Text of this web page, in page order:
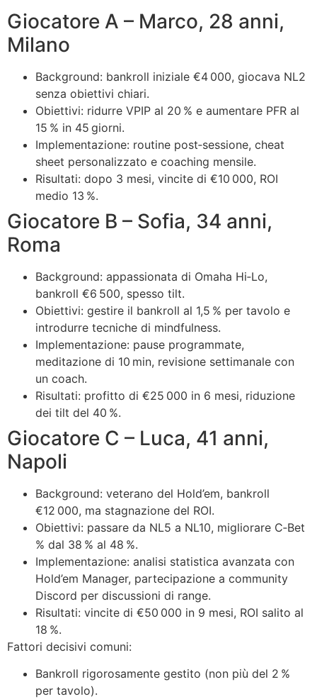
Giocatore A – Marco, 28 anni,
Milano
Background: bankroll iniziale €4 000, giocava NL2
senza obiettivi chiari.
Obiettivi: ridurre VPIP al 20 % e aumentare PFR al
15 % in 45 giorni.
Implementazione: routine post‑sessione, cheat
sheet personalizzato e coaching mensile.
Risultati: dopo 3 mesi, vincite di €10 000, ROI
medio 13 %.
Giocatore B – Sofia, 34 anni,
Roma
Background: appassionata di Omaha Hi‑Lo,
bankroll €6 500, spesso tilt.
Obiettivi: gestire il bankroll al 1,5 % per tavolo e
introdurre tecniche di mindfulness.
Implementazione: pause programmate,
meditazione di 10 min, revisione settimanale con
un coach.
Risultati: profitto di €25 000 in 6 mesi, riduzione
dei tilt del 40 %.
Giocatore C – Luca, 41 anni,
Napoli
Background: veterano del Hold’em, bankroll
€12 000, ma stagnazione del ROI.
Obiettivi: passare da NL5 a NL10, migliorare C‑Bet
% dal 38 % al 48 %.
Implementazione: analisi statistica avanzata con
Hold’em Manager, partecipazione a community
Discord per discussioni di range.
Risultati: vincite di €50 000 in 9 mesi, ROI salito al
18 %.
Fattori decisivi comuni:
Bankroll rigorosamente gestito (non più del 2 %
per tavolo).